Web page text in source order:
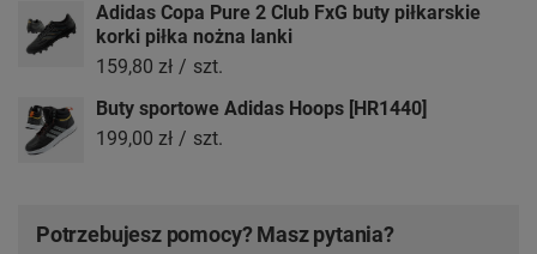
Adidas Copa Pure 2 Club FxG buty piłkarskie
korki piłka nożna lanki
159,80 zł / szt.
Buty sportowe Adidas Hoops [HR1440]
199,00 zł / szt.
Potrzebujesz pomocy? Masz pytania?